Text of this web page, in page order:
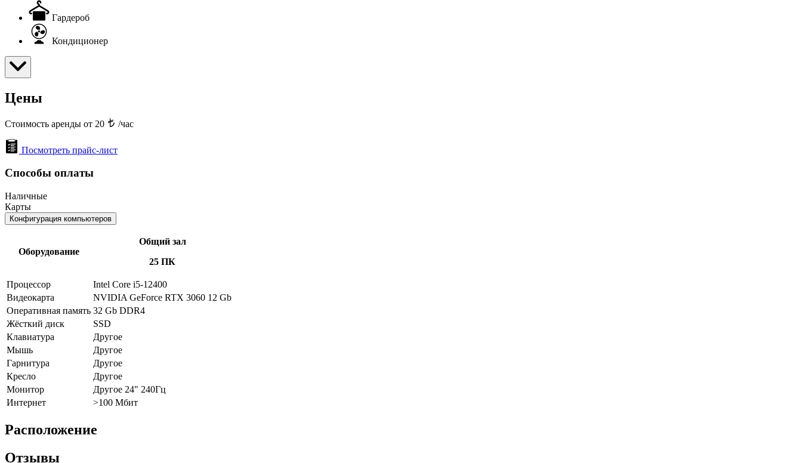
Гардероб
Кондиционер
Цены
Стоимость аренды от 20 /час
Посмотреть прайс-лист
Способы оплаты
Наличные
Карты
Конфигурация компьютеров
Оборудование
Общий зал
25 ПК
Процессор
Intel Core i5-12400
Видеокарта
NVIDIA GeForce RTX 3060 12 Gb
Оперативная память 32 Gb DDR4
Жёсткий диск
SSD
Клавиатура
Другое
Мышь
Другое
Гарнитура
Другое
Кресло
Другое
Монитор
Другое 24" 240Гц
Интернет
>100 Мбит
Расположение
Отзывы